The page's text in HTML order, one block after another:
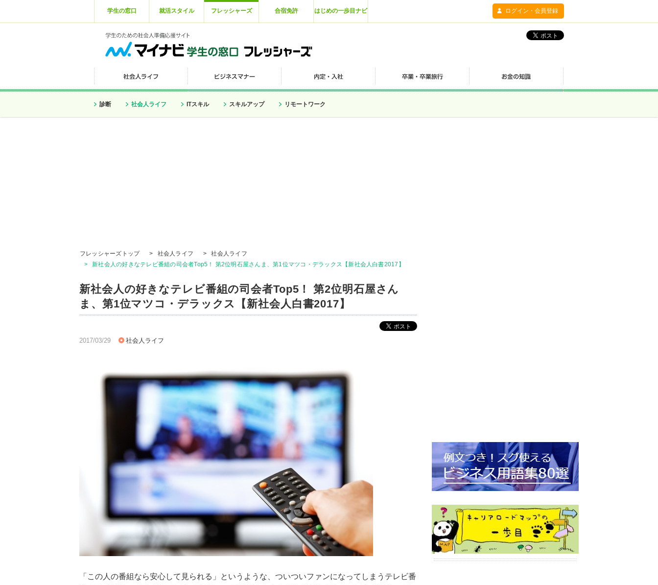
学生の窓口 就活スタイル フレッシャーズ 合宿免許 はじめの一歩目ナビ ログイン・会員登録
診断 社会人ライフ ITスキル スキルアップ リモートワーク
フレッシャーズトップ > 社会人ライフ >
社会人ライフ
>
新社会人の好きなテレビ番組の司会者Top5！ 第2位明石屋さんま、第1位マツコ・デラックス【新社会人白書2017】
新社会人の好きなテレビ番組の司会者Top5！ 第2位明石屋さん
ま、第1位マツコ・デラックス【新社会人白書2017】
2017/03/29 社会人ライフ
「この人の番組なら安心して見られる」というような、ついついファンになってしまうテレビ番